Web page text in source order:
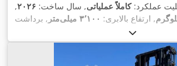
عملکرد:کاملاً عملیاتی, سال ساخت: ۲۰۲۶,
, ارتفاع بالابری: ۳٬۱۰۰ میلی‌متر
, برداشت
, مرکز ثقل بار:
قدرت:۳۵ کیلووات (۴۷٫۵۹ اسب بخار)
, سازنده
,